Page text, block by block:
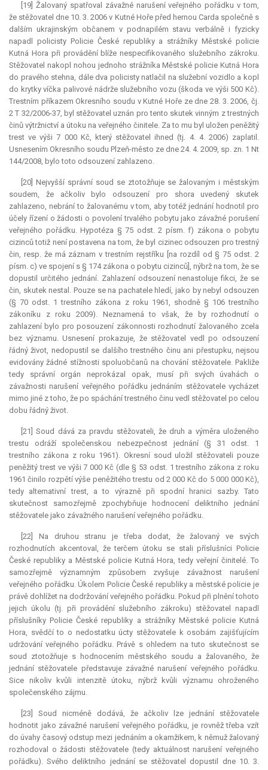
[19] Žalovaný spatřoval závažné narušení veřejného pořádku v tom,
že stěžovatel dne 10. 3. 2006 v Kutné Hoře před hernou Carda společně s
dalším ukrajinským občanem v podnapilém stavuverbálně i fyzicky
napadl policisty Policie České republiky a strážníky Městské policie
Kutná Hora při provádění blíže nespecifikovaného služebního zákroku.
Stěžovatel nakopl nohou jednoho strážníka Městské policie Kutná Hora
do pravého stehna, dále dva policisty natlačil na služební vozidlo a kopl
do krytky víčka palivové nádrže služebního vozu (škoda ve výši 500 Kč).
Trestním příkazem Okresního soudu v Kutné Hoře ze dne 28. 3. 2006, čj.
2 T 32/2006-37, byl stěžovatel uznán pro tento skutek vinným z trestných
činů výtržnictví a útoku na veřejného činitele. Za to mu byl uložen peněžitý
trest ve výši 7 000 Kč, který stěžovatel ihned (tj. 4. 4. 2006) zaplatil.
Usnesením Okresního soudu Plzeň-město ze dne 24. 4. 2009, sp. zn. 1 Nt
144/2008, bylo toto odsouzení zahlazeno.
[20] Nejvyšší správní soud se ztotožňuje se žalovaným i městským
soudem, že ačkoliv bylo odsouzení pro shora uvedený skutek
zahlazeno, nebrání to žalovanému v tom, aby totéž jednání hodnotil pro
účely řízení o žádosti o povolení trvalého pobytu jako závažné porušení
veřejného pořádku. Hypotéza § 75 odst. 2 písm. f) zákona o pobytu
cizinců totiž není postavena na tom, že byl cizinec odsouzen pro trestný
čin, resp. že má záznam v trestním rejstříku [na rozdíl od § 75 odst. 2
písm. c) ve spojení s § 174 zákona o pobytu cizinců], nýbrž na tom, že se
dopustil určitého jednání. Zahlazení odsouzení nenastoluje fikci, že se
čin, skutek nestal. Pouze se na pachatele hledí, jako by nebyl odsouzen
(§ 70 odst. 1 trestního zákona z roku 1961, shodně § 106 trestního
zákoníku z roku 2009). Neznamená to však, že by rozhodnutí o
zahlazení bylo pro posouzení zákonnosti rozhodnutí žalovaného zcela
bez významu. Usnesení prokazuje, že stěžovatel vedl po odsouzení
řádný život, nedopustil se dalšího trestného činu ani přestupku, nejsou
evidovány žádné stížnosti spoluobčanů na chování stěžovatele. Pakliže
tedy správní orgán neprokázal opak, musí při svých úvahách o
závažnosti narušení veřejného pořádku jednáním stěžovatele vycházet
mimo jiné z toho, že po spáchání trestného činu vedl stěžovatel po celou
dobu řádný život.
[21] Soud dává za pravdu stěžovateli, že druh a výměra uloženého
trestu odráží společenskou nebezpečnost jednání (§ 31 odst. 1
trestního zákona z roku 1961). Okresní soud uložil stěžovateli pouze
peněžitý trest ve výši 7 000 Kč (dle § 53 odst. 1 trestního zákona z roku
1961 činilo rozpětí výše peněžitého trestu od 2 000 Kč do 5 000 000 Kč),
tedy alternativní trest, a to výrazně při spodní hranici sazby. Tato
skutečnost samozřejmě zpochybňuje hodnocení deliktního jednání
stěžovatele jako závažného narušení veřejného pořádku.
[22] Na druhou stranu je třeba dodat, že žalovaný ve svých
rozhodnutích akcentoval, že terčem útoku se stali příslušníci Policie
České republiky a Městské policie Kutná Hora, tedy veřejní činitelé. To
samozřejmě významným způsobem zvyšuje závažnost narušení
veřejného pořádku. Úkolem Policie České republiky a městské policie je
právě dohlížet na dodržování veřejného pořádku. Pokud při plnění tohoto
jejich úkolu (tj. při provádění služebního zákroku) stěžovatel napadl
příslušníky Policie České republiky a strážníky Městské policie Kutná
Hora, svědčí to o nedostatku úcty stěžovatele k osobám zajišťujícím
udržování veřejného pořádku. Právě s ohledem na tuto skutečnost se
soud ztotožňuje s hodnocením městského soudu a žalovaného, že
jednání stěžovatele představuje závažné narušení veřejného pořádku.
Sice nikoliv kvůli intenzitě útoku, nýbrž kvůli významu ohroženého
společenského zájmu.
[23] Soud nicméně dodává, že ačkoliv lze jednání stěžovatele
hodnotit jako závažné narušení veřejného pořádku, je rovněž třeba vzít
do úvahy časový odstup mezi jednáním a okamžikem, k němuž žalovaný
rozhodoval o žádosti stěžovatele (tedy aktuálnost narušení veřejného
pořádku). Svého deliktního jednání se stěžovatel dopustil dne 10. 3.